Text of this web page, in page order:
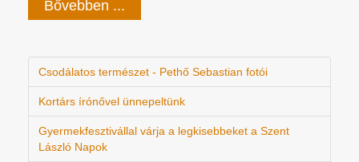
Bővebben ...
Csodálatos természet - Pethő Sebastian fotói
Kortárs írónővel ünnepeltünk
Gyermekfesztivállal várja a legkisebbeket a Szent
László Napok